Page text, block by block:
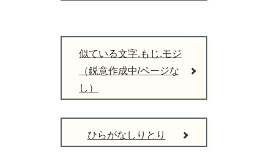
似ている文字.もじ.モジ
（鋭意作成中/ページな
し）
ひらがなしりとり